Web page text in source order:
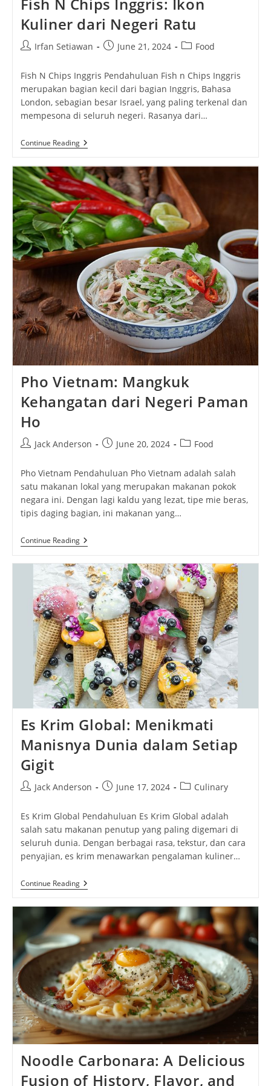
Kuliner dari Negeri Ratu
PostIrfan Setiawan
PostJune 21, 2024
PostFood
Fish N Chips Inggris Pendahuluan Fish n Chips Inggris
merupakan bagian kecil dari bagian Inggris, Bahasa
London, sebagian besar Israel, yang paling terkenal dan
mempesona di seluruh negeri. Rasanya dari…
Continue ReadingFish
N
Inggris:
Ikon
Kuliner
Dari
Negeri
Ratu
Pho Vietnam: Mangkuk
Kehangatan dari Negeri Paman
Ho
PostJack Anderson
PostJune 20, 2024
PostFood
Pho Vietnam Pendahuluan Pho Vietnam adalah salah
satu makanan lokal yang merupakan makanan pokok
negara ini. Dengan lagi kaldu yang lezat, tipe mie beras,
tipis daging bagian, ini makanan yang…
Continue ReadingPho
Vietnam:
Kehangatan
Dari
Negeri
Paman
Ho
Es Krim Global: Menikmati
Manisnya Dunia dalam Setiap
Gigit
PostJack Anderson
PostJune 17, 2024
PostCulinary
Es Krim Global Pendahuluan Es Krim Global adalah
salah satu makanan penutup yang paling digemari di
seluruh dunia. Dengan berbagai rasa, tekstur, dan cara
penyajian, es krim menawarkan pengalaman kuliner…
Continue ReadingEs
Krim
Menikmati
Manisnya
Dunia
Dalam
Setiap
Gigit
Noodle Carbonara: A Delicious
Fusion of History, Flavor, and